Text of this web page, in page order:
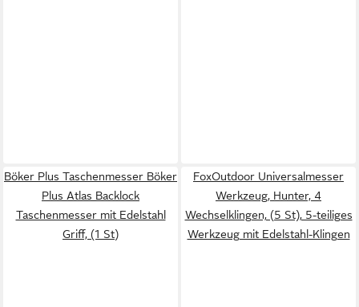
Böker Plus Taschenmesser Böker
Plus Atlas Backlock
Taschenmesser mit Edelstahl
Griff, (1 St)
FoxOutdoor Universalmesser
Werkzeug, Hunter, 4
Wechselklingen, (5 St), 5-teiliges
Werkzeug mit Edelstahl-Klingen